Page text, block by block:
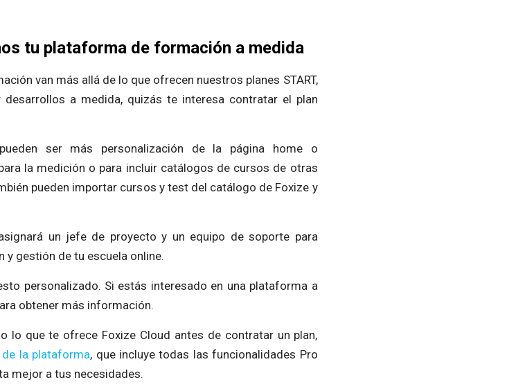
tu plataforma de formación a medida
van más allá de lo que ofrecen nuestros planes START,
desarrollos a medida, quizás te interesa contratar el plan
ser más personalización de la página home o
la medición o para incluir catálogos de cursos de otras
pueden importar cursos y test del catálogo de Foxize y
un jefe de proyecto y un equipo de soporte para
y gestión de tu escuela online.
personalizado. Si estás interesado en una plataforma a
obtener más información.
lo que te ofrece Foxize Cloud antes de contratar un plan,
la plataforma, que incluye todas las funcionalidades Pro
mejor a tus necesidades.